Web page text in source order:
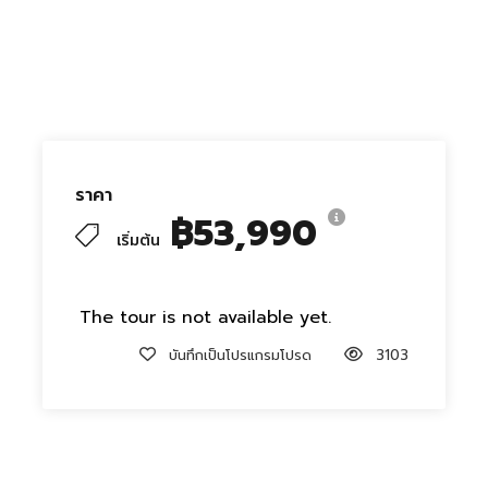
ราคา
เริ่มต้น ฿53,990
The tour is not available yet.
บันทึกเป็นโปรแกรมโปรด 3103